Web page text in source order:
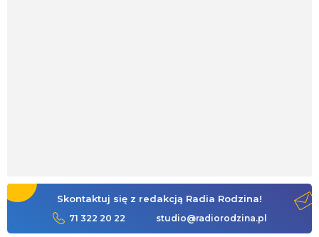
Skontaktuj się z redakcją Radia Rodzina!
71 322 20 22 studio@radiorodzina.pl